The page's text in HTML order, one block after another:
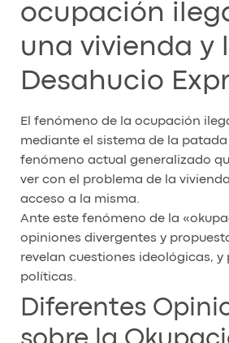
ocupación
una vivienda y
Desahucio
El fenómeno de la ocupación
mediante el sistema de la patada
fenómeno actual generalizado
ver con el problema de la
acceso a la misma.
Ante este fenómeno de la
opiniones divergentes y
revelan cuestiones ideológicas, y
políticas.
Diferentes